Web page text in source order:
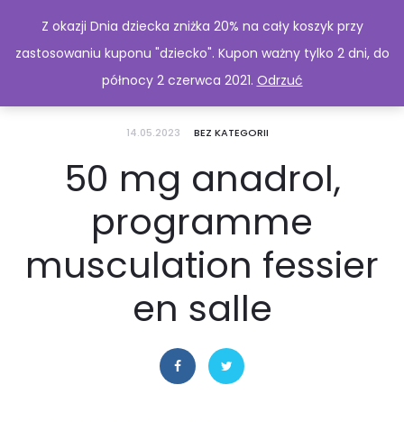
14.05.2023 BEZ KATEGORII
50 mg anadrol,
programme
musculation fessier
en salle
Z okazji Dnia dziecka zniżka 20% na cały koszyk przy
zastosowaniu kuponu "dziecko". Kupon ważny tylko 2 dni, do
północy 2 czerwca 2021. Odrzuć